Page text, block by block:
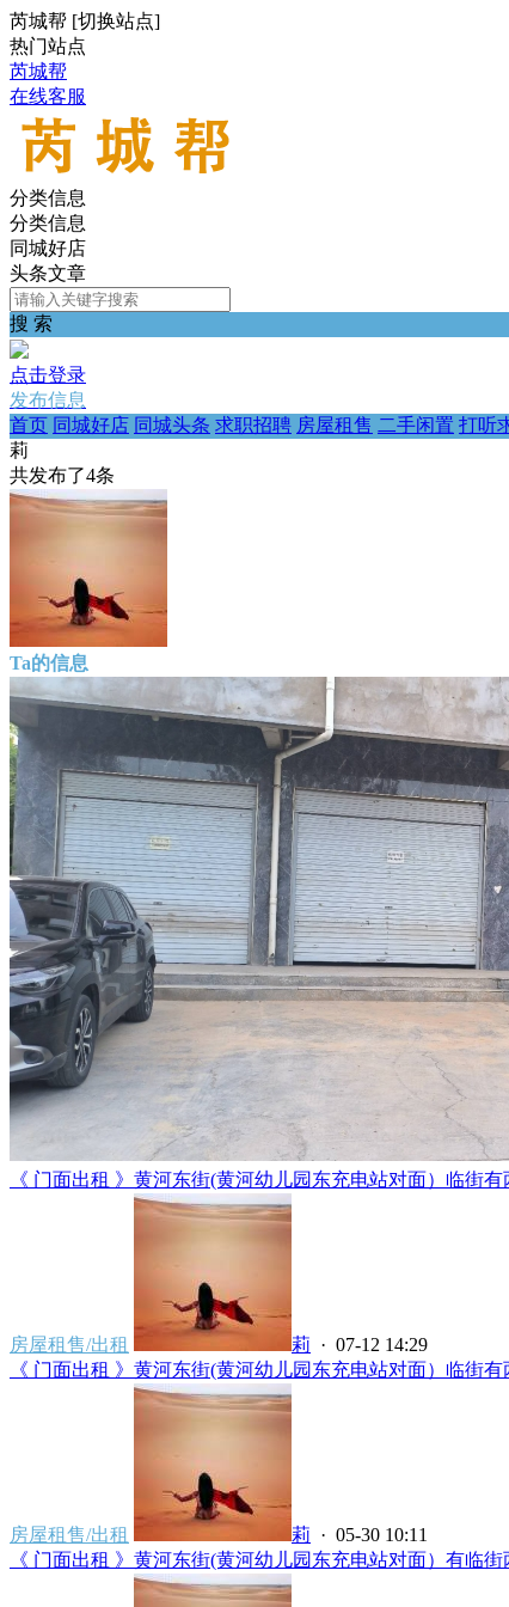
芮城帮 [切换站点]
热门站点
芮城帮
在线客服
分类信息
分类信息
同城好店
头条文章
搜 索
点击登录
发布信息
首页 同城好店 同城头条 求职招聘 房屋租售 二手闲置 打听
莉
共发布了4条
Ta的信息
《 门面出租 》黄河东街(黄河幼儿园东充电站对面）临街
房屋租售/出租 莉 · 07-12 14:29
《 门面出租 》黄河东街(黄河幼儿园东充电站对面）临街
房屋租售/出租 莉 · 05-30 10:11
《 门面出租 》黄河东街(黄河幼儿园东充电站对面）有临